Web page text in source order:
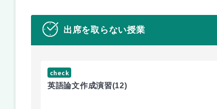
出席を取らない授業
check
英語論文作成演習(12)